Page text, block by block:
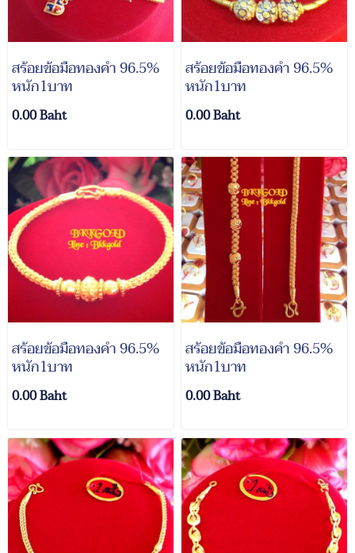
สร้อยข้อมือทองคำ 96.5%
หนัก1บาท
0.00 Baht
สร้อยข้อมือทองคำ 96.5%
หนัก1บาท
0.00 Baht
สร้อยข้อมือทองคำ 96.5%
หนัก1บาท
0.00 Baht
สร้อยข้อมือทองคำ 96.5%
หนัก1บาท
0.00 Baht